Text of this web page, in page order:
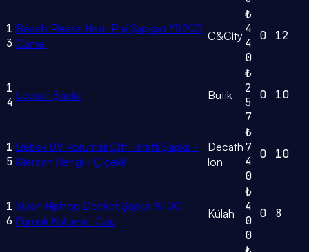
1
3
Beach Please Hasır Plaj Şapkası Y8203
Camel
C&City
₺
4
4
0
0 12
1
4 Leopar Şapka Butik
₺
2
5
7
0 10
1
5
Bebek UV Korumalı Çift Taraflı Şapka -
Mercan Rengi - Çiçekli
Decath
lon
₺
7
4
0
0 10
1
6
Siyah Hiphop Docker Şapka %100
Pamuk Katlamalı Cap
Külah
₺
4
0
0
0 8